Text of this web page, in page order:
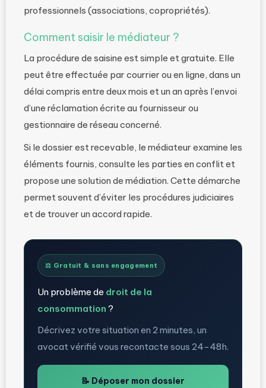
professionnels (associations, copropriétés).
Comment saisir le médiateur ?
La procédure de saisine est simple et gratuite. Elle
peut être effectuée par courrier ou en ligne, dans un
délai compris entre deux mois et un an après l’envoi
d’une réclamation écrite au fournisseur ou
gestionnaire de réseau concerné.
Si le dossier est recevable, le médiateur examine les
éléments fournis, consulte les parties en conflit et
propose une solution de médiation. Cette démarche
permet souvent d’éviter les procédures judiciaires
et de trouver un accord rapide.
⚖️ Gratuit & sans engagement
Un problème de droit de la
consommation ?
Décrivez votre situation en 2 minutes, un
avocat vérifié vous recontacte sous 24-48h.
📝 Déposer mon dossier